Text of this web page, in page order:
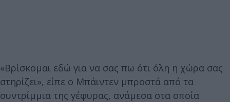
«Βρίσκομαι εδώ για να σας πω ότι όλη η χώρα σας
στηρίζει», είπε ο Μπάιντεν μπροστά από τα
συντρίμμια της γέφυρας, ανάμεσα στα οποία